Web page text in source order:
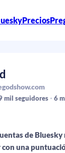
Precios
mil seguidores 6
de
una